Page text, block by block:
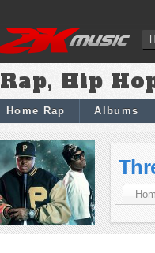
Rap, Hip
Home Rap Albums